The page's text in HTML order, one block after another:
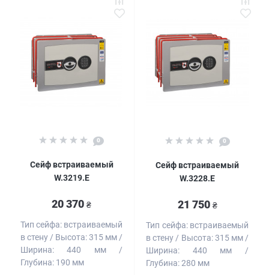
0
Сейф встраиваемый
W.3219.E
20 370 ₴
Тип сейфа: встраиваемый
в стену
Высота:315 мм
Ширина:
440 мм
Глубина: 190 мм
0
Сейф встраиваемый
W.3228.E
21 750 ₴
Тип сейфа: встраиваемый
в стену
Высота: 315 мм
Ширина:
440 мм
Глубина:280 мм